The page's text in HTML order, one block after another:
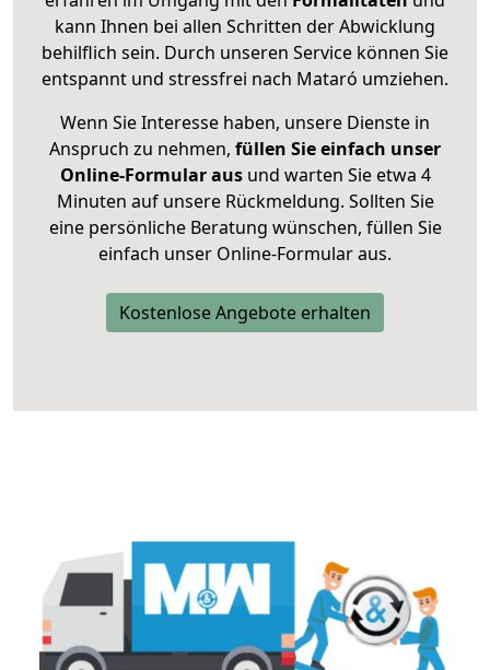
kann Ihnen bei allen Schritten der Abwicklung
behilflich sein. Durch unseren Service können Sie
entspannt und stressfrei nach Mataró umziehen.
Wenn Sie Interesse haben, unsere Dienste in
Anspruch zu nehmen, füllen Sie einfach unser
Online-Formular ausund warten Sie etwa 4
Minuten auf unsere Rückmeldung. Sollten Sie
eine persönliche Beratung wünschen, füllen Sie
einfach unser Online-Formular aus.
Kostenlose Angebote erhalten